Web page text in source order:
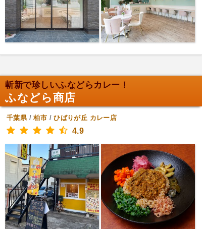
斬新で珍しいふなどらカレー！
ふなどら商店
千葉県/柏市 /ひばりが丘 カレー店
4.9